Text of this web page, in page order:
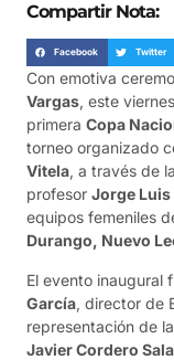
Compartir Nota:
Facebook Twitter
Con emotiva
Vargas, este
primera Copa
torneo organizado
Vitela, a través de
profesor Jorge Luis
equipos femeniles
Durango, Nuevo
El evento inaugural
García, director de
representación de
Javier Cordero